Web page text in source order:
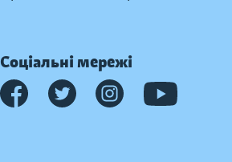
Соціальні мережі